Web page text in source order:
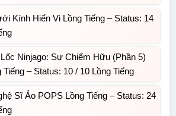
Kính Hiển Vi Lồng Tiếng – Status: 14
Ninjago: Sự Chiếm Hữu (Phần 5)
Tiếng – Status: 10 / 10 Lồng Tiếng
Sĩ Ảo POPS Lồng Tiếng – Status: 24